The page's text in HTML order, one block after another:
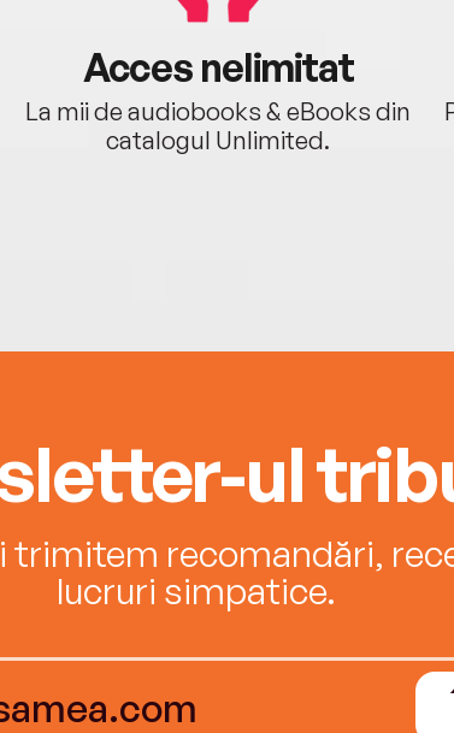
Acces nelimitat
La mii de audiobooks & eBooks din
catalogul Unlimited.
ul
recomandări,
lucruri simpatice.